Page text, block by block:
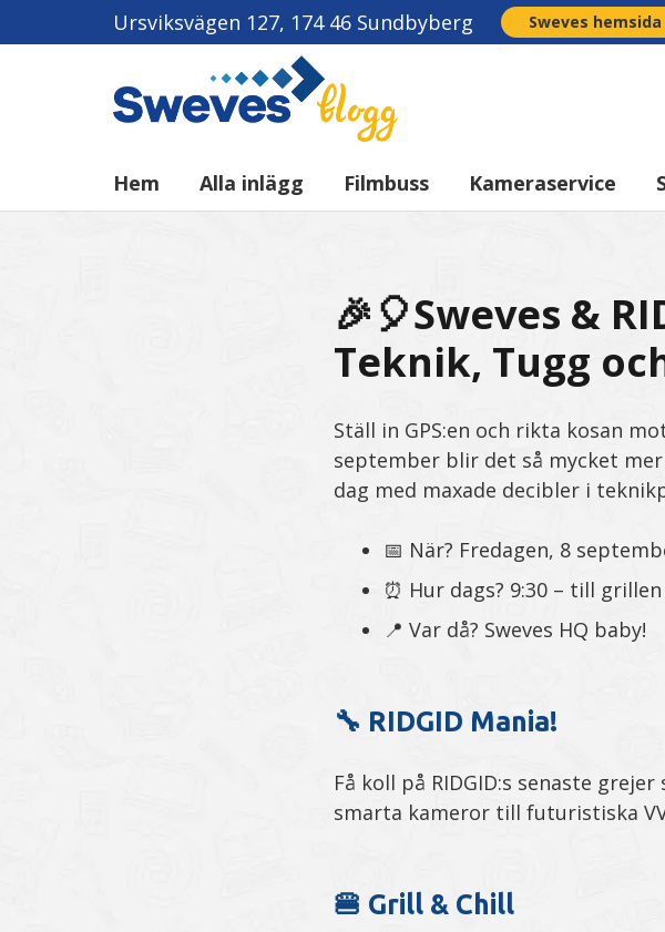
Ursviksvägen 127, 174 46 Sundbyberg Sweves hemsida
Hem Alla inlägg Filmbuss Kameraservice
🎉🎈Sweves &
Teknik, Tugg
Ställ in GPS:en och rikta kosan
september blir det så mycket mer
dag med maxade decibler i
📅 När? Fredagen, 8
⏰ Hur dags? 9:30 – till
📍 Var då? Sweves HQ baby!
🔧 RIDGID Mania!
Få koll på RIDGID:s senaste
smarta kameror till futuristiska
🍔 Grill & Chill